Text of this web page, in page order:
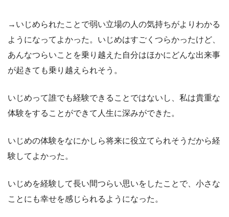
→いじめられたことで弱い立場の人の気持ちがよりわかる
ようになってよかった。いじめはすごくつらかったけど、
あんなつらいことを乗り越えた自分はほかにどんな出来事
が起きても乗り越えられそう。
いじめって誰でも経験できることではないし、私は貴重な
体験をすることができて人生に深みができた。
いじめの体験をなにかしら将来に役立てられそうだから経
験してよかった。
いじめを経験して長い間つらい思いをしたことで、小さな
ことにも幸せを感じられるようになった。